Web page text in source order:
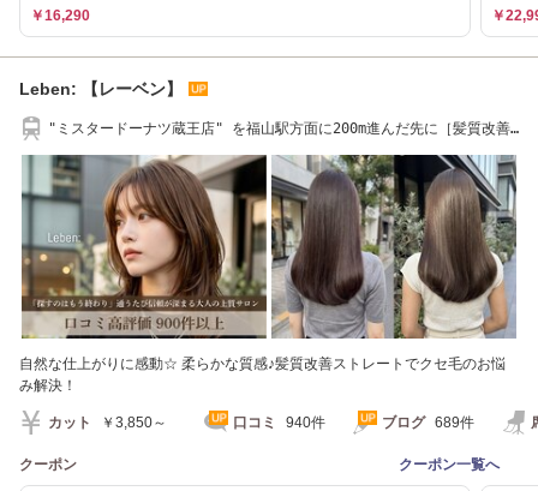
￥16,290 ￥
Leben: 【レーベン】
"ミスタードーナツ蔵王店" を福山駅方面に200m進んだ先に［髪質改善/
自然な仕上がりに感動☆ 柔らかな質感♪髪質改善ストレートでクセ毛のお悩
み解決！
カット ￥3,850～ 口コミ 940件 ブログ 689件
クーポン クーポン一覧へ